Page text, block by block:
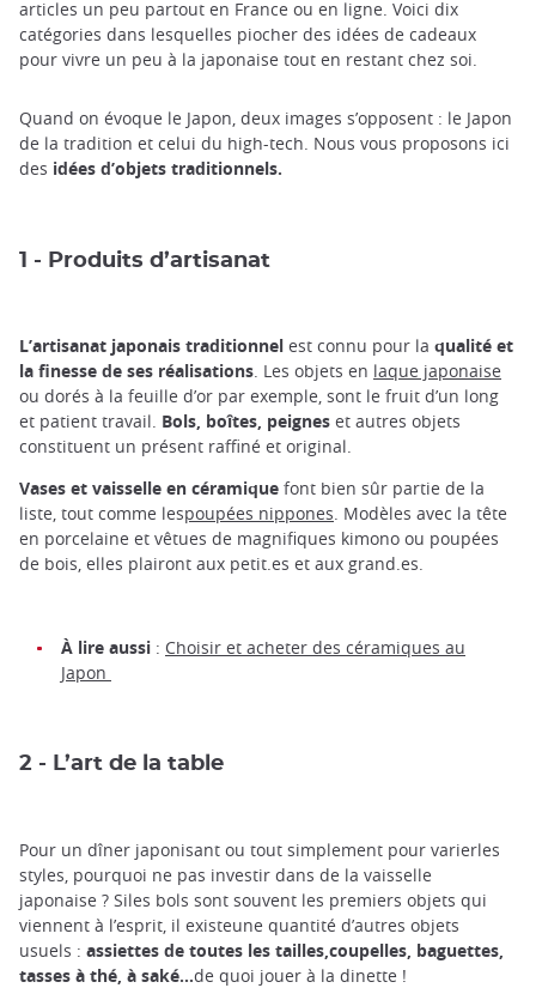
articles un peu partout en France ou en ligne. Voici dix
catégories dans lesquelles piocher des idées de cadeaux
pour vivre un peu à la japonaise tout en restant chez soi.
Quand on évoque le Japon, deux images s’opposent : le Japon
de la tradition et celui du high-tech. Nous vous proposons ici
des idées d’objets traditionnels.
1 - Produits d’artisanat
L’artisanat japonais traditionnel est connu pour la qualité et
la finesse de ses réalisations . Les objets en laque japonaise
ou dorés à la feuille d’or par exemple, sont le fruit d’un long
et patient travail. Bols, boîtes, peignes et autres objets
constituent un présent raffiné et original.
Vases et vaisselle en céramique font bien sûr partie de la
liste, tout comme lespoupées nippones. Modèles avec la tête
en porcelaine et vêtues de magnifiques kimono ou poupées
de bois, elles plairont aux petit.es et aux grand.es.
À lire aussi : Choisir et acheter des céramiques au
Japon
2 - L’art de la table
Pour un dîner japonisant ou tout simplement pour varierles
styles, pourquoi ne pas investir dans de la vaisselle
japonaise ? Siles bols sont souvent les premiers objets qui
viennent à l’esprit, il existeune quantité d’autres objets
usuels : assiettes de toutes les tailles,coupelles, baguettes,
tasses à thé, à saké…de quoi jouer à la dinette !